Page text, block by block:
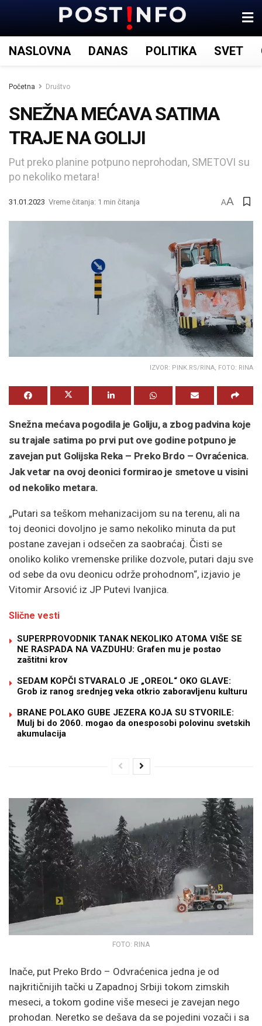
NASLOVNA DANAS POLITIKA SVET
Početna Društvo
SNEŽNA MEĆAVA SATIMA
TRAJE NA GOLIJI
Put preko planine potpuno neprohodan, SMETOVI su
po nekoliko metara!
31.01.2023 Vreme čitanja: 1 min čitanja AA
IZVOR: PINK.RS/RINA, FOTO: RINA
Snežna mećava pogodila je Goliju, a zbog padvina koje
su trajale satima po prvi put ove godine potpuno je
zavejan put Golijska Reka – Preko Brdo – Ovraćenica.
Jak vetar na ovoj deonici formirao je smetove u visini
od nekoliko metara.
„Putari sa teškom mehanizacijom su na terenu, ali na
toj deonici dovoljno je samo nekoliko minuta da put
postane zavejan i odsečen za saobraćaj. Čisti se
onoliko koliko vremenske prilike dozvole, putari daju sve
od sebe da ovu deonicu održe prohodnom“, izjavio je
Vitomir Arsović iz JP Putevi Ivanjica.
Slične vesti
SUPERPROVODNIK TANAK NEKOLIKO ATOMA VIŠE SE
NE RASPADA NA VAZDUHU: Grafen mu je postao
zaštitni krov
SEDAM KOPČI STVARALO JE „OREOL“ OKO GLAVE:
Grob iz ranog srednjeg veka otkrio zaboravljenu kulturu
BRANE POLAKO GUBE JEZERA KOJA SU STVORILE:
Mulj bi do 2060. mogao da onesposobi polovinu svetskih
akumulacija
FOTO: RINA
Inače, put Preko Brdo – Odvraćenica jedna je od
najkritičnijih tački u Zapadnoj Srbiji tokom zimskih
meseci, a tokom godine više meseci je zavejan nego
prohodan. Neretko se dešava da se pojedini vozači i sa